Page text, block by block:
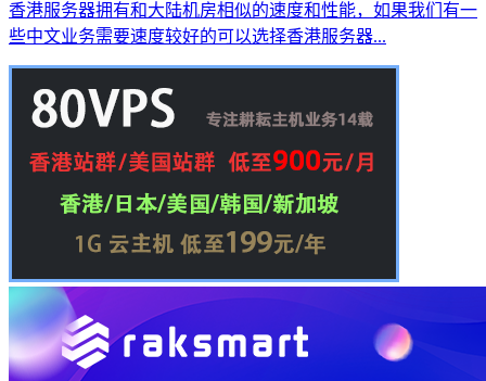
香港服务器拥有和大陆机房相似的速度和性能，如果我们有一
些中文业务需要速度较好的可以选择香港服务器...